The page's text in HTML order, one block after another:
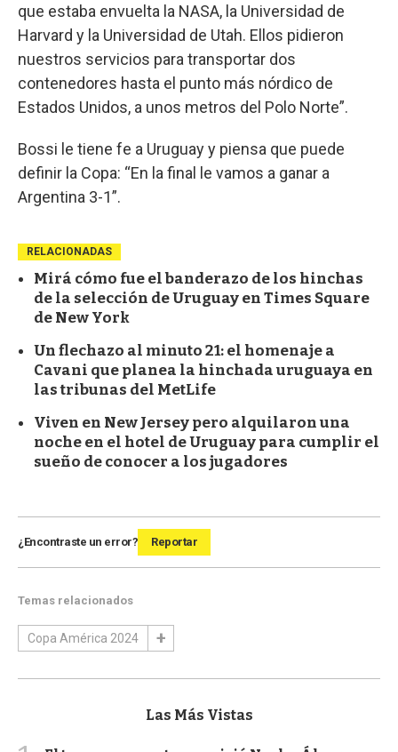
que estaba envuelta la NASA, la Universidad de
Harvard y la Universidad de Utah. Ellos pidieron
nuestros servicios para transportar dos
contenedores hasta el punto más nórdico de
Estados Unidos, a unos metros del Polo Norte”.
Bossi le tiene fe a Uruguay y piensa que puede
definir la Copa: “En la final le vamos a ganar a
Argentina 3-1”.
RELACIONADAS
Mirá cómo fue el banderazo de los hinchas
de la selección de Uruguay en Times Square
de New York
Un flechazo al minuto 21: el homenaje a
Cavani que planea la hinchada uruguaya en
las tribunas del MetLife
Viven en New Jersey pero alquilaron una
noche en el hotel de Uruguay para cumplir el
sueño de conocer a los jugadores
¿Encontraste un error? Reportar
Temas relacionados
Copa América 2024
Las Más Vistas